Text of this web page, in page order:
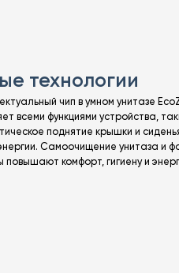
технологии
чип в умном унитазе
всеми функциями устройства,
поднятие крышки и
Самоочищение унитаза и
повышают комфорт, гигиену и